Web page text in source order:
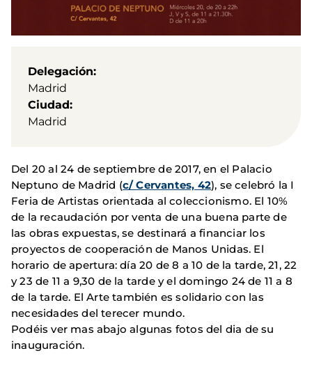
Delegación
Madrid
Ciudad
Madrid
Del 20 al 24 de septiembre de 2017, en el Palacio
Neptuno de Madrid (c/ Cervantes, 42), se celebró la I
Feria de Artistas orientada al coleccionismo. El 10%
de la recaudación por venta de una buena parte de
las obras expuestas, se destinará a financiar los
proyectos de cooperación de Manos Unidas. El
horario de apertura: día 20 de 8 a 10 de la tarde, 21, 22
y 23 de 11 a 9,30 de la tarde y el domingo 24 de 11 a 8
de la tarde. El Arte también es solidario con las
necesidades del terecer mundo.
Podéis ver mas abajo algunas fotos del dia de su
inauguración.